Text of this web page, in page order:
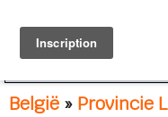
België » Provincie